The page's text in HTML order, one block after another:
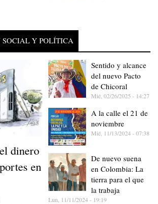
Y POLÍTICA
dinero
en
Sentido y alcance
del nuevo Pacto
de Chicoral
Mié, 02/26/2025 - 14:27
A la calle el 21 de
noviembre
Mié, 11/13/2024 - 07:38
De nuevo suena
en Colombia: La
tierra para el que
la trabaja
Lun, 11/11/2024 - 19:19